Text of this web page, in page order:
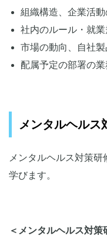
組織構造、企業活
社内のルール・就
市場の動向、自社
配属予定の部署の
メンタルヘルス
メンタルヘルス対策
学びます。
＜メンタルヘルス対策